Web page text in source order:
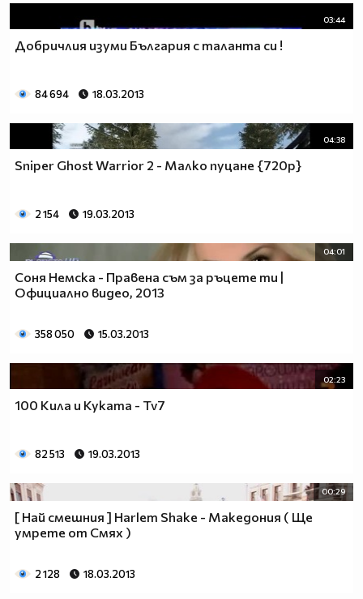
03:44
Добричлия изуми България с таланта си !
84 694 18.03.2013
04:38
Sniper Ghost Warrior 2 - Малко пуцане {720p}
2 154 19.03.2013
04:01
Соня Немска - Правена съм за ръцете ти |
Официално видео, 2013
358 050 15.03.2013
02:23
100 Кила и Куката - Tv7
82 513 19.03.2013
00:29
[ Най смешния ] Harlem Shake - Македония ( Ще
умрете от Смях )
2 128 18.03.2013